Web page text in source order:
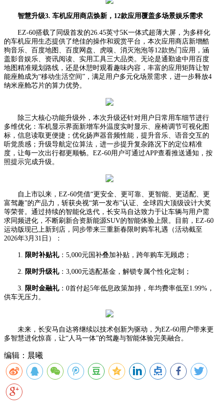
智慧升级3.车机应用商店焕新， 12款应用覆盖多场景娱乐需求
EZ-60搭载了同级首发的26.45英寸5K一体式超薄大屏，为多样化
的车机应用生态提供了绝佳的操作和观赏平台，本次应用商店新增酷
狗音乐、百度地图、百度网盘、虎嗅、消灭泡泡等12款热门应用，涵
盖影音娱乐、资讯阅读、实用工具三大品类。无论是通勤途中用百度
地图精准规划路线，还是休憩时观看趣味内容，丰富的应用矩阵让智
能座舱成为“移动生活空间”，满足用户多元化场景需求，进一步释放4
纳米座舱芯片的算力优势。
除三大核心功能升级外，本次升级还针对用户日常用车细节进行
多维优化：车机显示界面新增车外温度实时显示、座椅调节可视化图
标，信息读取更便捷；优化扬声器音频性能，提升音乐、语音交互的
听觉质感；升级导航定位算法，进一步提升复杂路况下的定位精准
度，让每一次出行都更顺畅。 EZ-60用户可通过APP查看推送通知，按
照提示完成升级。
自上市以来， EZ-60凭借“更安全、更可靠、更智能、更适配、更
富驾趣”的产品力，斩获央视“第一发布”认证、全球四大顶级设计大奖
等荣誉。 通过持续的智能化迭代，长安马自达致力于让车辆与用户需
求同频进化，不断刷新合资新能源SUV的智能体验上限。 目前， EZ-60
运动版现已上新到店 ，同步带来三重新春限时购车礼遇（活动截至
2026年3月 31 日）：
1. 限时补贴礼： 5,000元国补叠加补贴，跨年购车无顾虑；
2. 限时升级礼： 3,000元选配基金，解锁专属个性化定制；
3. 限时金融礼： 0首付起5年低息政策加持，年均费率低至 1.99% ，
供车无压力。
未来，长安马自达将继续以技术创新为驱动，为EZ-60用户带来更
多智慧进化惊喜，让“人马一体”的驾趣与智能体验完美融合。
编辑：晨曦